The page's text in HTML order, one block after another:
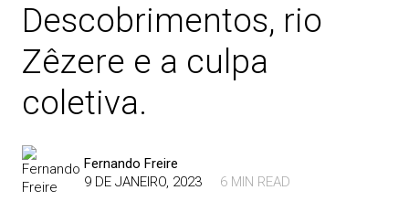
Descobrimentos, rio
Zêzere e a culpa
coletiva.
Fernando Freire
9 DE JANEIRO, 2023
6 MIN READ